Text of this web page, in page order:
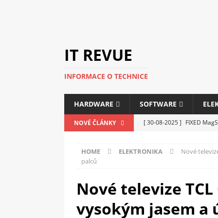
IT REVUE
INFORMACE O TECHNICE
HARDWARE SOFTWARE
NOVÉ ČLÁNKY [ 30-08-2025 ] FIXED
[ 14-05-2025 ] Genius na
[ 12-05-2025 ]
Nová řada
C5100 a 6100
PERIFERIE
HOME ELEKTRONIKA
Nové
palců
Nové televize TCL
vysokým jasem a